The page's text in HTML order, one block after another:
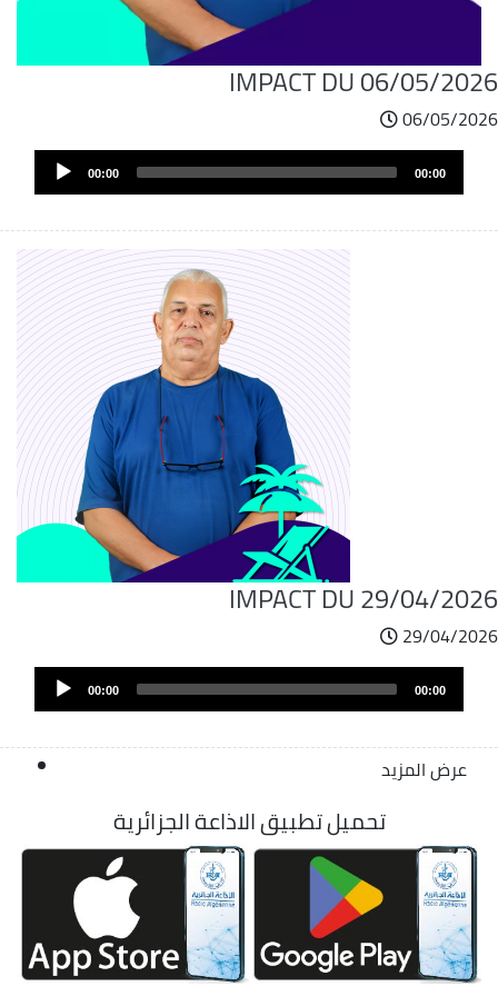
IMPACT DU 06/05/2026
06/05/2026
00:00 00:00
IMPACT DU 29/04/2026
29/04/2026
00:00 00:00
عرض المزيد
تحميل تطبيق الاذاعة الجزائرية